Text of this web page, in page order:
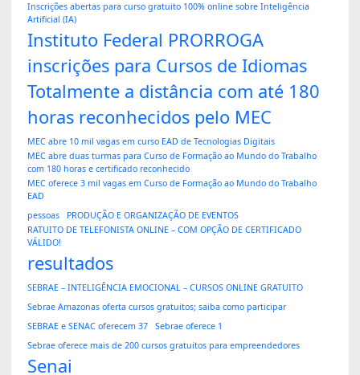
Inscrições abertas para curso gratuito 100% online sobre Inteligência
Artificial (IA)
Instituto Federal PRORROGA
inscrições para Cursos de Idiomas
Totalmente a distância com até 180
horas reconhecidos pelo MEC
MEC abre 10 mil vagas em curso EAD de Tecnologias Digitais
MEC abre duas turmas para Curso de Formação ao Mundo do Trabalho
com 180 horas e certificado reconhecido
MEC oferece 3 mil vagas em Curso de Formação ao Mundo do Trabalho
EAD
pessoas
PRODUÇÃO E ORGANIZAÇÃO DE EVENTOS
RATUITO DE TELEFONISTA ONLINE – COM OPÇÃO DE CERTIFICADO
VÁLIDO!
resultados
SEBRAE – INTELIGÊNCIA EMOCIONAL – CURSOS ONLINE GRATUITO
Sebrae Amazonas oferta cursos gratuitos; saiba como participar
SEBRAE e SENAC oferecem 37
Sebrae oferece 1
Sebrae oferece mais de 200 cursos gratuitos para empreendedores
Senai